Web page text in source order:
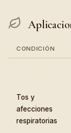
CONDICIÓN
Tos y
afecciones
respiratorias